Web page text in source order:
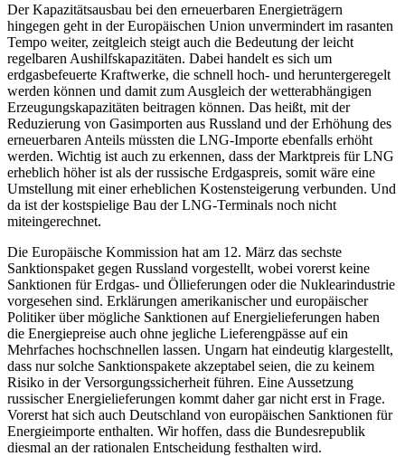
Der Kapazitätsausbau bei den erneuerbaren Energieträgern
hingegen geht in der Europäischen Union unvermindert im rasanten
Tempo weiter, zeitgleich steigt auch die Bedeutung der leicht
regelbaren Aushilfskapazitäten. Dabei handelt es sich um
erdgasbefeuerte Kraftwerke, die schnell hoch- und heruntergeregelt
werden können und damit zum Ausgleich der wetterabhängigen
Erzeugungskapazitäten beitragen können. Das heißt, mit der
Reduzierung von Gasimporten aus Russland und der Erhöhung des
erneuerbaren Anteils müssten die LNG-Importe ebenfalls erhöht
werden. Wichtig ist auch zu erkennen, dass der Marktpreis für LNG
erheblich höher ist als der russische Erdgaspreis, somit wäre eine
Umstellung mit einer erheblichen Kostensteigerung verbunden. Und
da ist der kostspielige Bau der LNG-Terminals noch nicht
miteingerechnet.
Die Europäische Kommission hat am 12. März das sechste
Sanktionspaket gegen Russland vorgestellt, wobei vorerst keine
Sanktionen für Erdgas- und Öllieferungen oder die Nuklearindustrie
vorgesehen sind. Erklärungen amerikanischer und europäischer
Politiker über mögliche Sanktionen auf Energielieferungen haben
die Energiepreise auch ohne jegliche Lieferengpässe auf ein
Mehrfaches hochschnellen lassen. Ungarn hat eindeutig klargestellt,
dass nur solche Sanktionspakete akzeptabel seien, die zu keinem
Risiko in der Versorgungssicherheit führen. Eine Aussetzung
russischer Energielieferungen kommt daher gar nicht erst in Frage.
Vorerst hat sich auch Deutschland von europäischen Sanktionen für
Energieimporte enthalten. Wir hoffen, dass die Bundesrepublik
diesmal an der rationalen Entscheidung festhalten wird.